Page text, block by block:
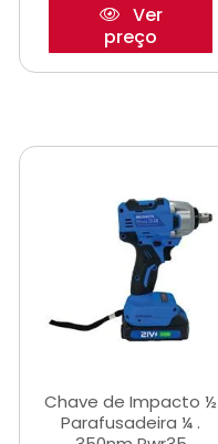
Ver
preço
Chave de Impacto ½
Parafusadeira ¼ .